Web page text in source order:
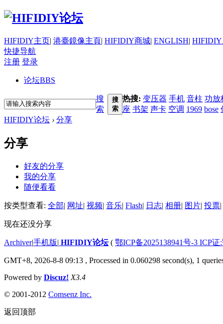
HIFIDIY主页| 港臺鏡像主頁| HIFIDIY商城| ENGLISH|
快捷导航
注册 登录
论坛BBS
搜
索
搜
索
热搜: 变压器 手机 音柱 功放
座 书架 声卡 空调 1969 bose
HIFIDIY论坛 › 分享
分享
好友的分享
我的分享
随便看看
按类型查看: 全部| 网址| 视频| 音乐| Flash| 日志| 相册| 图片| 投票|
现在还没分享
Archiver|手机版| HIFIDIY论坛( 鄂ICP备2025138941号-3 ICP
GMT+8, 2026-8-8 09:13 , Processed in 0.060298 second(s), 1
Powered by Discuz! X3.4
© 2001-2012 Comsenz Inc.
返回顶部